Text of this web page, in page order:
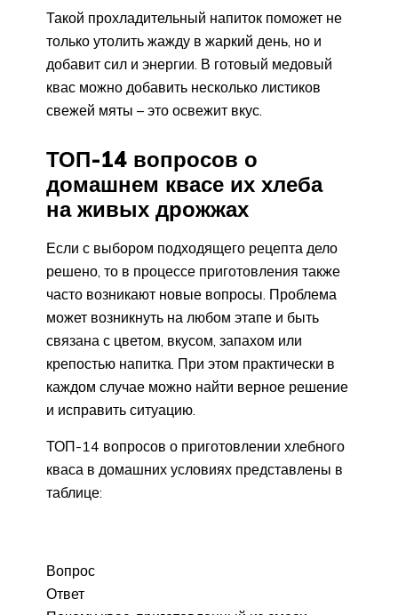
Такой прохладительный напиток поможет не
только утолить жажду в жаркий день, но и
добавит сил и энергии. В готовый медовый
квас можно добавить несколько листиков
свежей мяты – это освежит вкус.
ТОП-14 вопросов о
домашнем квасе их хлеба
на живых дрожжах
Если с выбором подходящего рецепта дело
решено, то в процессе приготовления также
часто возникают новые вопросы. Проблема
может возникнуть на любом этапе и быть
связана с цветом, вкусом, запахом или
крепостью напитка. При этом практически в
каждом случае можно найти верное решение
и исправить ситуацию.
ТОП-14 вопросов о приготовлении хлебного
кваса в домашних условиях представлены в
таблице:
Вопрос
Ответ